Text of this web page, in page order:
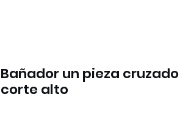
Bañador un pieza cruzado
corte alto